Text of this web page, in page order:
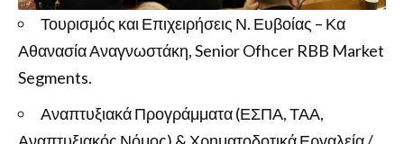
Τουρισμός και Επιχειρήσεις Ν. Ευβοίας – Κα
Αθανασία Αναγνωστάκη, Senior Ofhcer RBB Market
Segments.
Αναπτυξιακά Προγράμματα (ΕΣΠΑ, ΤΑΑ,